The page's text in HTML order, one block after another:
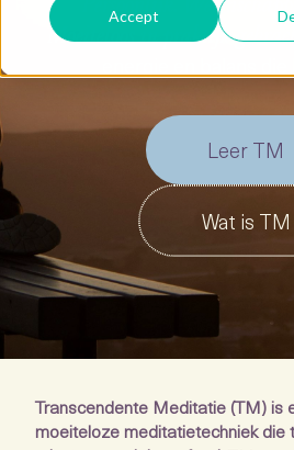
Accept
Moeiteloos in praktijk
Leer TM
Wat is TM
Transcendente Meditatie (TM) is
moeiteloze meditatietechniek